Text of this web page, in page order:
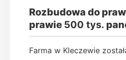
Rozbudowa do
prawie 500 tys.
Farma w Kleczewie